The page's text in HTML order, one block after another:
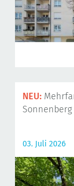
NEU:
Sonnenberg
03. Juli 2026